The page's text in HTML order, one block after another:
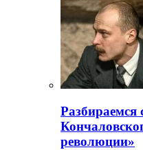
революции»